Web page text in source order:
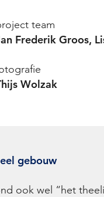
team
Frederik Groos,
Wolzak
gebouw
ook wel “het